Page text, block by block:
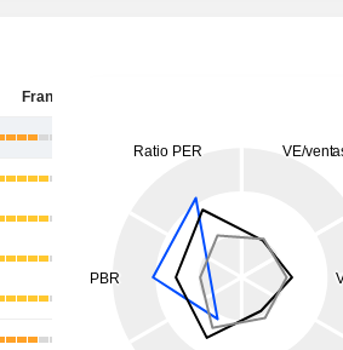
Francia